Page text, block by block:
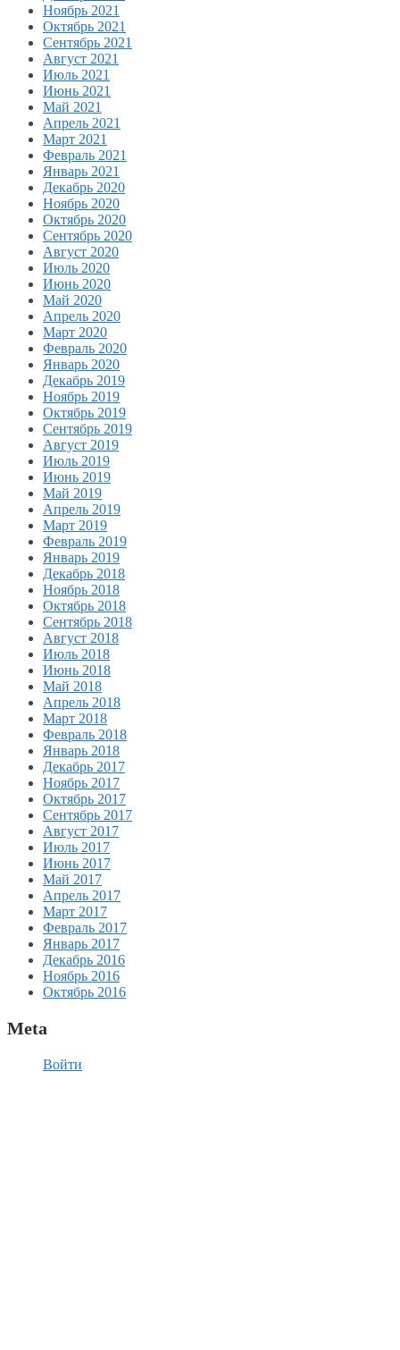
Ноябрь 2021
Октябрь 2021
Сентябрь 2021
Август 2021
Июль 2021
Июнь 2021
Май 2021
Апрель 2021
Март 2021
Февраль 2021
Январь 2021
Декабрь 2020
Ноябрь 2020
Октябрь 2020
Сентябрь 2020
Август 2020
Июль 2020
Июнь 2020
Май 2020
Апрель 2020
Март 2020
Февраль 2020
Январь 2020
Декабрь 2019
Ноябрь 2019
Октябрь 2019
Сентябрь 2019
Август 2019
Июль 2019
Июнь 2019
Май 2019
Апрель 2019
Март 2019
Февраль 2019
Январь 2019
Декабрь 2018
Ноябрь 2018
Октябрь 2018
Сентябрь 2018
Август 2018
Июль 2018
Июнь 2018
Май 2018
Апрель 2018
Март 2018
Февраль 2018
Январь 2018
Декабрь 2017
Ноябрь 2017
Октябрь 2017
Сентябрь 2017
Август 2017
Июль 2017
Июнь 2017
Май 2017
Апрель 2017
Март 2017
Февраль 2017
Январь 2017
Декабрь 2016
Ноябрь 2016
Октябрь 2016
Meta
Войти